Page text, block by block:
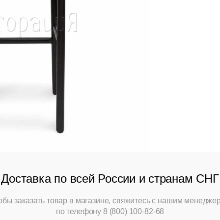
Доставка по всей России и странам СНГ
заказать товар в магазине, свяжитесь с нашим
по телефону 8 (800) 100-82-68